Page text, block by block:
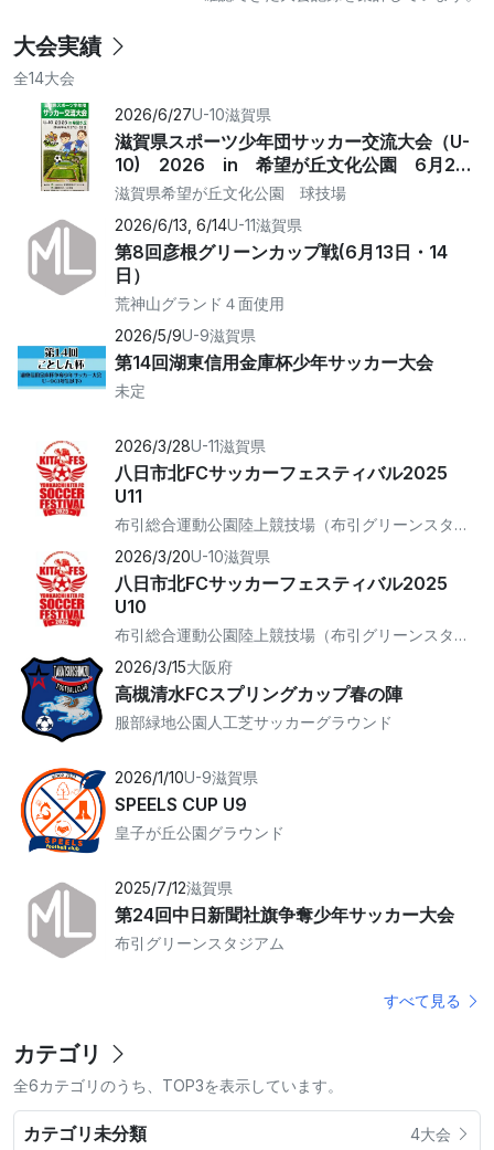
大会実績
全14大会
2026/6/27U-10滋賀県
滋賀県スポーツ少年団サッカー交流大会（U-
10) 2026 in 希望が丘文化公園 6月27
日(土)
滋賀県希望が丘文化公園 球技場
2026/6/13, 6/14U-11滋賀県
第8回彦根グリーンカップ戦(6月13日・14
日）
荒神山グランド４面使用
2026/5/9U-9滋賀県
第14回湖東信用金庫杯少年サッカー大会
未定
2026/3/28U-11滋賀県
八日市北FCサッカーフェスティバル2025
U11
布引総合運動公園陸上競技場（布引グリーンスタジアム）
2026/3/20U-10滋賀県
八日市北FCサッカーフェスティバル2025
U10
布引総合運動公園陸上競技場（布引グリーンスタジアム）
2026/3/15大阪府
高槻清水FCスプリングカップ春の陣
服部緑地公園人工芝サッカーグラウンド
2026/1/10U-9滋賀県
SPEELS CUP U9
皇子が丘公園グラウンド
2025/7/12滋賀県
第24回中日新聞社旗争奪少年サッカー大会
布引グリーンスタジアム
すべて見る
カテゴリ
全6カテゴリのうち、TOP3を表示しています。
カテゴリ未分類 4大会